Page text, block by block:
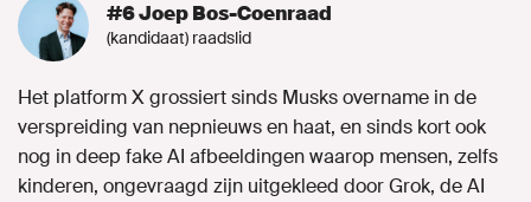
#6 Joep Bos-Coenraad
(kandidaat) raadslid
Het platform X grossiert sinds Musks overname in de
verspreiding van nepnieuws en haat, en sinds kort ook
nog in deep fake AI afbeeldingen waarop mensen, zelfs
kinderen, ongevraagd zijn uitgekleed door Grok, de AI